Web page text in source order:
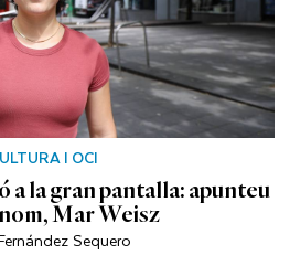
I OCI
a la gran pantalla: apunteu
Mar Weisz
Sequero